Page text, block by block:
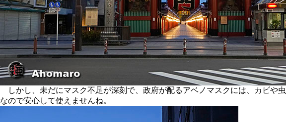
しかし、未だにマスク不足が深刻で、政府が配るアベノマスクには、カビや
なので安心して使えませんね。